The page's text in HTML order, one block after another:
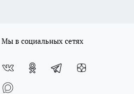
Мы в социальных сетях